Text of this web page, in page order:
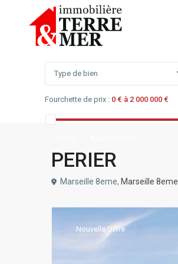
Recherchez un bien
Type de bien
Fourchette de prix : 0 € à 2 000 000 €
PERIER
Marseille 8eme, Marseille 8eme
Nouvelle Offre